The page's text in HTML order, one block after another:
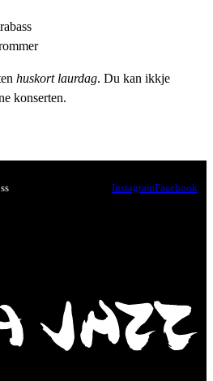
huskort laurdag. Du kan ikkje
konserten.
InstagramFacebook